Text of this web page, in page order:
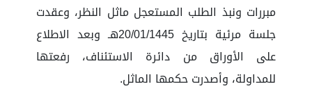
مبررات ونبذ الطلب المستعجل ماثل النظر، وعقدت
جلسة مرئية بتاريخ 20/01/1445هـ وبعد الاطلاع
على الأوراق من دائرة الاستئناف، رفعتها
للمداولة، وأصدرت حكمها الماثل.